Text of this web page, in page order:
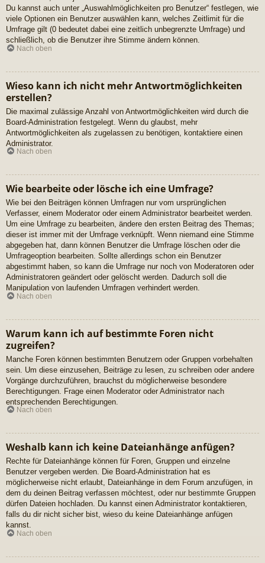
Du kannst auch unter „Auswahlmöglichkeiten pro Benutzer“ festlegen, wie
viele Optionen ein Benutzer auswählen kann, welches Zeitlimit für die
Umfrage gilt (0 bedeutet dabei eine zeitlich unbegrenzte Umfrage) und
schließlich, ob die Benutzer ihre Stimme ändern können.
Nach oben
Wieso kann ich nicht mehr Antwortmöglichkeiten
erstellen?
Die maximal zulässige Anzahl von Antwortmöglichkeiten wird durch die
Board-Administration festgelegt. Wenn du glaubst, mehr
Antwortmöglichkeiten als zugelassen zu benötigen, kontaktiere einen
Administrator.
Nach oben
Wie bearbeite oder lösche ich eine Umfrage?
Wie bei den Beiträgen können Umfragen nur vom ursprünglichen
Verfasser, einem Moderator oder einem Administrator bearbeitet werden.
Um eine Umfrage zu bearbeiten, ändere den ersten Beitrag des Themas;
dieser ist immer mit der Umfrage verknüpft. Wenn niemand eine Stimme
abgegeben hat, dann können Benutzer die Umfrage löschen oder die
Umfrageoption bearbeiten. Sollte allerdings schon ein Benutzer
abgestimmt haben, so kann die Umfrage nur noch von Moderatoren oder
Administratoren geändert oder gelöscht werden. Dadurch soll die
Manipulation von laufenden Umfragen verhindert werden.
Nach oben
Warum kann ich auf bestimmte Foren nicht
zugreifen?
Manche Foren können bestimmten Benutzern oder Gruppen vorbehalten
sein. Um diese einzusehen, Beiträge zu lesen, zu schreiben oder andere
Vorgänge durchzuführen, brauchst du möglicherweise besondere
Berechtigungen. Frage einen Moderator oder Administrator nach
entsprechenden Berechtigungen.
Nach oben
Weshalb kann ich keine Dateianhänge anfügen?
Rechte für Dateianhänge können für Foren, Gruppen und einzelne
Benutzer vergeben werden. Die Board-Administration hat es
möglicherweise nicht erlaubt, Dateianhänge in dem Forum anzufügen, in
dem du deinen Beitrag verfassen möchtest, oder nur bestimmte Gruppen
dürfen Dateien hochladen. Du kannst einen Administrator kontaktieren,
falls du dir nicht sicher bist, wieso du keine Dateianhänge anfügen
kannst.
Nach oben